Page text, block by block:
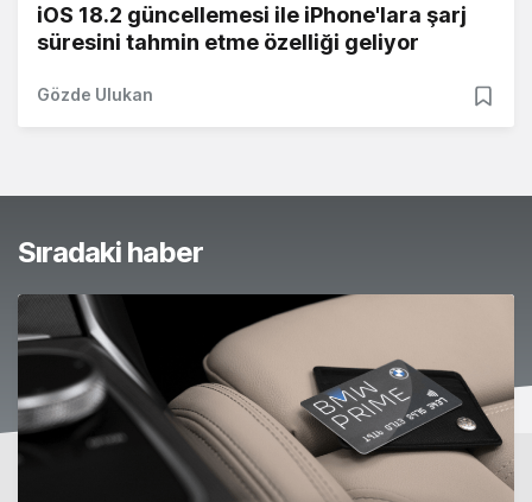
iOS 18.2 güncellemesi ile iPhone'lara şarj
süresini tahmin etme özelliği geliyor
Gözde Ulukan
Sıradaki haber